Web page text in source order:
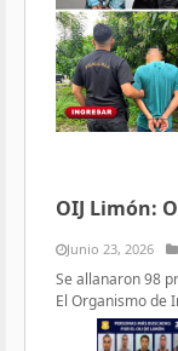
OIJ Limón:
Junio 23, 2026
Se allanaron 98
El Organismo de